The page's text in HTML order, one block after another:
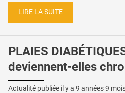
LIRE LA SUITE
PLAIES
deviennent-elles
Actualité publiée il y a 9 années 9